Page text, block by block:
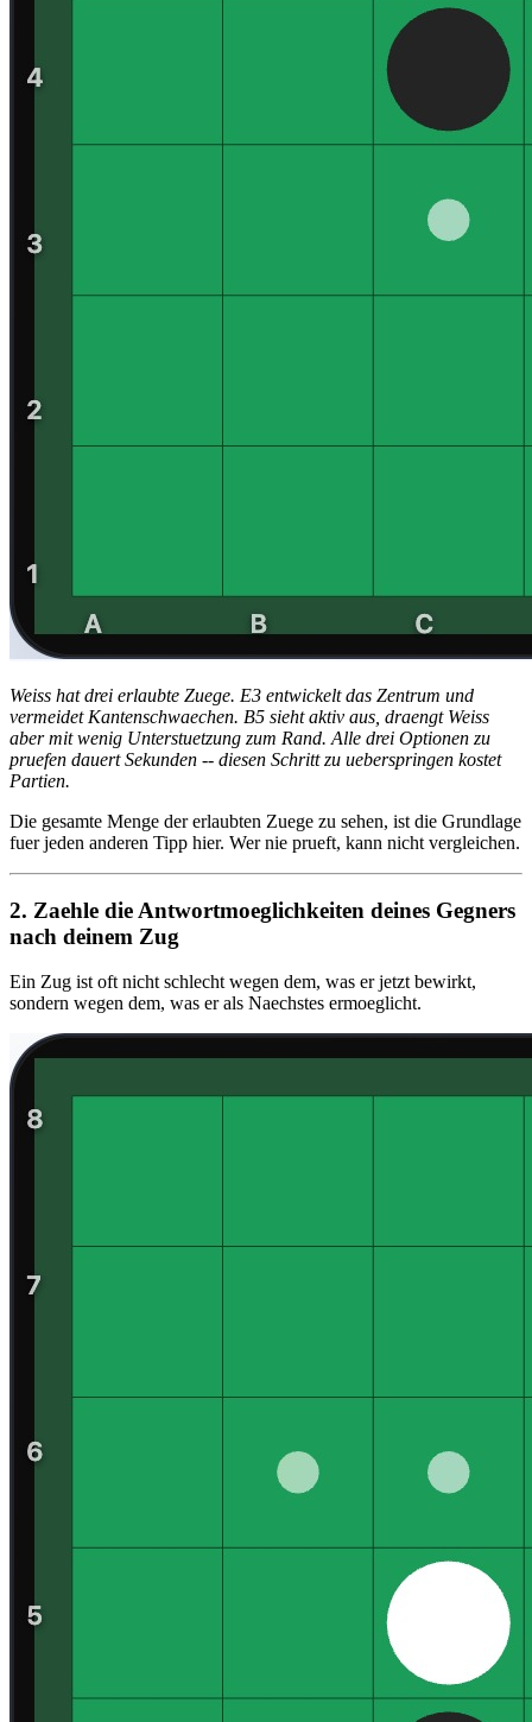
Weiss hat drei erlaubte Zuege. E3 entwickelt das Zentrum und
vermeidet Kantenschwaechen. B5 sieht aktiv aus, draengt Weiss
aber mit wenig Unterstuetzung zum Rand. Alle drei Optionen zu
pruefen dauert Sekunden -- diesen Schritt zu ueberspringen kostet
Partien.
Die gesamte Menge der erlaubten Zuege zu sehen, ist die Grundlage
fuer jeden anderen Tipp hier. Wer nie prueft, kann nicht vergleichen.
2. Zaehle die Antwortmoeglichkeiten deines Gegners
nach deinem Zug
Ein Zug ist oft nicht schlecht wegen dem, was er jetzt bewirkt,
sondern wegen dem, was er als Naechstes ermoeglicht.